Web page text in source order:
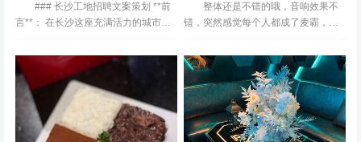
### 长沙工地招聘文案策划 **前
言**： 在长沙这座充满活力的城市，
水的故事。随着城市建设的不断加
速，工地上的需求也日益多样化，其
中，一名优秀的...
整体还是不错的哦，音响效果不
错，突然感觉每个人都成了麦霸，我
能在点歌的地方切，当天晚上做活
动，还给我们送了爆米花，感觉挺不
错的，因为那边在修路，地方挺不...